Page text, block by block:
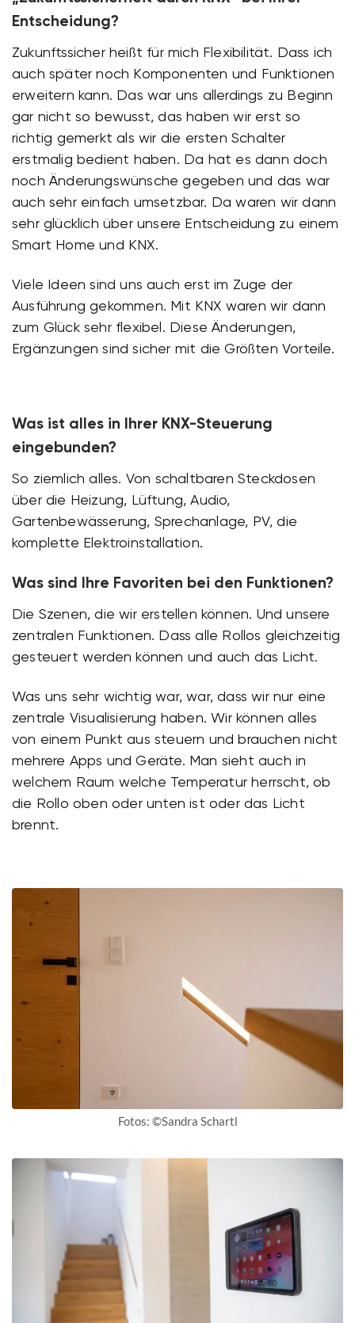
Entscheidung?
Zukunftssicher heißt für mich Flexibilität. Dass ich
auch später noch Komponenten und Funktionen
erweitern kann. Das war uns allerdings zu Beginn
gar nicht so bewusst, das haben wir erst so
richtig gemerkt als wir die ersten Schalter
erstmalig bedient haben. Da hat es dann doch
noch Änderungswünsche gegeben und das war
auch sehr einfach umsetzbar. Da waren wir dann
sehr glücklich über unsere Entscheidung zu einem
Smart Home und KNX.
Viele Ideen sind uns auch erst im Zuge der
Ausführung gekommen. Mit KNX waren wir dann
zum Glück sehr flexibel. Diese Änderungen,
Ergänzungen sind sicher mit die Größten Vorteile.
Was ist alles in Ihrer KNX-Steuerung
eingebunden?
So ziemlich alles. Von schaltbaren Steckdosen
über die Heizung, Lüftung, Audio,
Gartenbewässerung, Sprechanlage, PV, die
komplette Elektroinstallation.
Was sind Ihre Favoriten bei den Funktionen?
Die Szenen, die wir erstellen können. Und unsere
zentralen Funktionen. Dass alle Rollos gleichzeitig
gesteuert werden können und auch das Licht.
Was uns sehr wichtig war, war, dass wir nur eine
zentrale Visualisierung haben. Wir können alles
von einem Punkt aus steuern und brauchen nicht
mehrere Apps und Geräte. Man sieht auch in
welchem Raum welche Temperatur herrscht, ob
die Rollo oben oder unten ist oder das Licht
brennt.
Fotos: ©Sandra Schartl